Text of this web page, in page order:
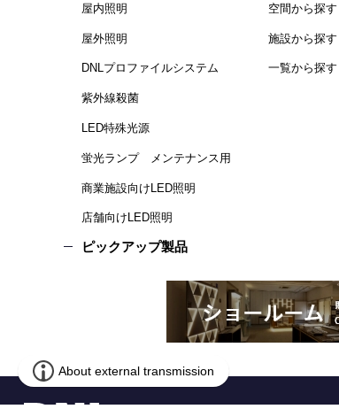
屋内照明
屋外照明
DNLプロファイルシステム
紫外線殺菌
LED特殊光源
蛍光ランプ メンテナンス用
商業施設向けLED照明
店舗向けLED照明
ピックアップ製品
空間から探す
施設から探す
一覧から探す